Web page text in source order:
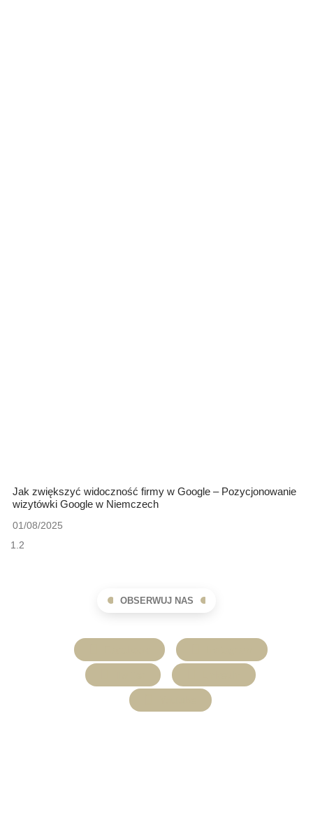
Jak zwiększyć widoczność firmy w Google – Pozycjonowanie
wizytówki Google w Niemczech
01/08/2025
OBSERWUJ NAS